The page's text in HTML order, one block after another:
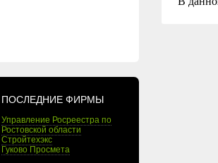
ПОСЛЕДНИЕ ФИРМЫ
Управление Росреестра по
Ростовской области
Стройтехэкс
Гуково Просмета